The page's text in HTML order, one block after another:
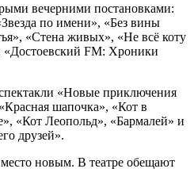
вечерними постановками:
по имени», «Без вины
«Стена живых», «Не всё коту
«Достоевский FM: Хроники
«Новые приключения
шапочка», «Кот в
«Кот Леопольд», «Бармалей» и
друзей».
новым. В театре обещают